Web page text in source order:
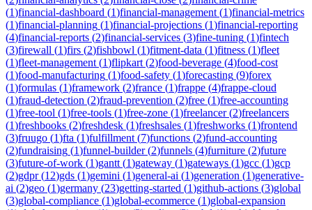
(1)financial-dashboard (1)financial-management (1)financial-metrics
(1)financial-planning (1)financial-projections (1)financial-reporting
(4)financial-reports (2)financial-services (3)fine-tuning (1)fintech
(3)firewall (1)firs (2)fishbowl (1)fitment-data (1)fitness (1)fleet
(1)fleet-management (1)flipkart (2)food-beverage (4)food-cost
(1)food-manufacturing (1)food-safety (1)forecasting (9)forex
(1)formulas (1)framework (2)france (1)frappe (4)frappe-cloud
(1)fraud-detection (2)fraud-prevention (2)free (1)free-accounting
(1)free-tool (1)free-tools (1)free-zone (1)freelancer(2)freelancers
(1)freshbooks (2)freshdesk (1)freshsales (1)freshworks (1)frontend
(3)fruugo (1)fta (1)fulfillment (7)functions (2)fund-accounting
(2)fundraising (1)funnel-builder(2)funnels (4)furniture (2)future
(3)future-of-work (1)gantt (1)gateway (1)gateways (1)gcc (1)gcp
(2)gdpr(12)gds (1)gemini (1)general-ai (1)generation (1)generative-
ai (2)geo (1)germany (23)getting-started (1)github-actions (3)global
(3)global-compliance (1)global-ecommerce (1)global-expansion